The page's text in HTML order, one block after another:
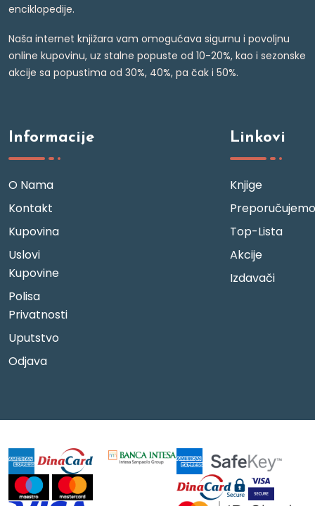
enciklopedije.
Naša internet knjižara vam omogućava sigurnu i povoljnu
online kupovinu, uz stalne popuste od 10-20%, kao i sezonske
akcije sa popustima od 30%, 40%, pa čak i 50%.
Informacije
O Nama
Kontakt
Kupovina
Uslovi
Kupovine
Polisa
Privatnosti
Uputstvo
Odjava
Linkovi
Knjige
Preporučujemo
Top-Lista
Akcije
Izdavači